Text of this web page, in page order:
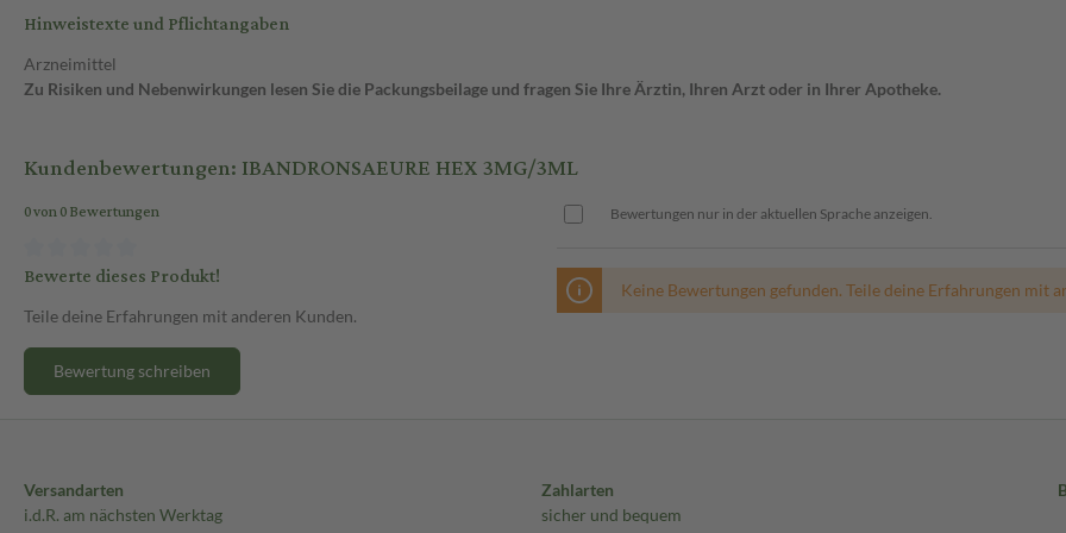
Hinweistexte und Pflichtangaben
Arzneimittel
Zu Risiken und Nebenwirkungen lesen Sie die Packungsbeilage und fragen Sie Ihre Ärztin, Ihren Arzt oder in Ihrer Apotheke.
Kundenbewertungen: IBANDRONSAEURE HEX 3MG/3ML
0 von 0 Bewertungen
Bewerte dieses Produkt!
Teile deine Erfahrungen mit anderen Kunden.
Bewertung schreiben
Bewertungen nur in der aktuellen Sprache anzeigen.
Keine Bewertungen gefunden. Teile deine Erfahrungen mit
Versandarten
i.d.R. am nächsten Werktag
Zahlarten
sicher und bequem